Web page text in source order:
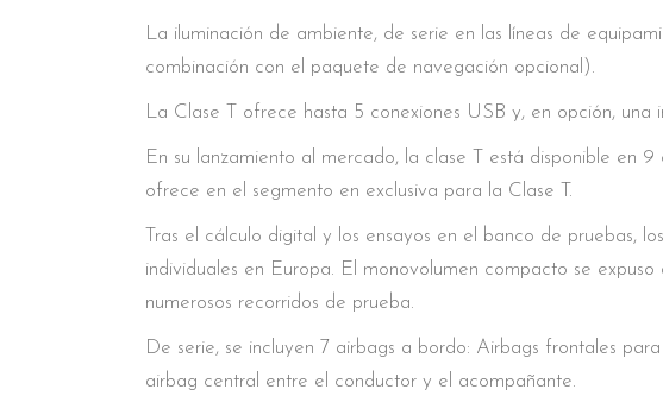
La iluminación de ambiente, de serie en las líneas de
combinación con el paquete de navegación opcional).
La Clase T ofrece hasta 5 conexiones USB y, en opción,
En su lanzamiento al mercado, la clase T está disponible en
ofrece en el segmento en exclusiva para la Clase T.
Tras el cálculo digital y los ensayos en el banco de pruebas,
individuales en Europa. El monovolumen compacto se
numerosos recorridos de prueba.
De serie, se incluyen 7 airbags a bordo: Airbags frontales
airbag central entre el conductor y el acompañante.